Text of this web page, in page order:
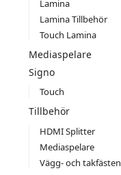
Lamina
Lamina Tillbehör
Touch Lamina
Mediaspelare
Signo
Touch
Tillbehör
HDMI Splitter
Mediaspelare
Vägg- och takfästen